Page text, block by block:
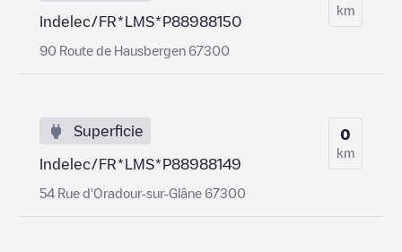
Indelec/FR*LMS*P88988150
90 Route de Hausbergen 67300
km
Superficie
Indelec/FR*LMS*P88988149
54 Rue d'Oradour-sur-Glâne 67300
0
km